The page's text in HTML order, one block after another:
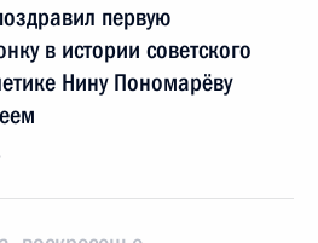
первую
в истории советского
Нину Пономарёву